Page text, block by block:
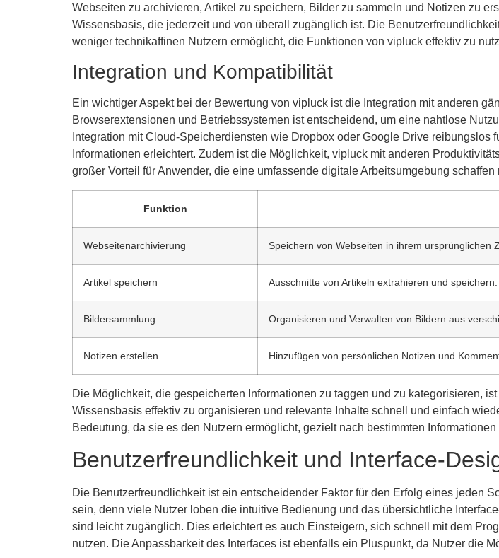
Webseiten zu archivieren, Artikel zu speichern, Bilder zu sammeln und Notizen zu
Wissensbasis, die jederzeit und von überall zugänglich ist. Die
weniger technikaffinen Nutzern ermöglicht, die Funktionen von vipluck effektiv zu
Integration und Kompatibilität
Ein wichtiger Aspekt bei der Bewertung von vipluck ist die Integration mit anderen
Browserextensionen und Betriebssystemen ist entscheidend, um eine nahtlose
Integration mit Cloud-Speicherdiensten wie Dropbox oder Google Drive
Informationen erleichtert. Zudem ist die Möglichkeit, vipluck mit anderen
großer Vorteil für Anwender, die eine umfassende digitale Arbeitsumgebung schaffen
Funktion
Webseitenarchivierung Speichern von Webseiten in ihrem ursprünglichen
Artikel speichern Ausschnitte von Artikeln extrahieren und speichern.
Bildersammlung Organisieren und Verwalten von Bildern aus
Notizen erstellen Hinzufügen von persönlichen Notizen und
Die Möglichkeit, die gespeicherten Informationen zu taggen und zu kategorisieren,
Wissensbasis effektiv zu organisieren und relevante Inhalte schnell und einfach
Bedeutung, da sie es den Nutzern ermöglicht, gezielt nach bestimmten
Benutzerfreundlichkeit und Interface-
Die Benutzerfreundlichkeit ist ein entscheidender Faktor für den Erfolg eines jeden
sein, denn viele Nutzer loben die intuitive Bedienung und das übersichtliche
sind leicht zugänglich. Dies erleichtert es auch Einsteigern, sich schnell mit dem
nutzen. Die Anpassbarkeit des Interfaces ist ebenfalls ein Pluspunkt, da Nutzer die